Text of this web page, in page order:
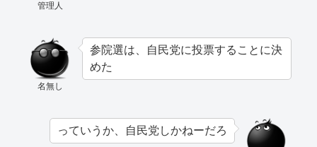
管理人
名無し
参院選は、自民党に投票することに決
めた
っていうか、自民党しかねーだろ